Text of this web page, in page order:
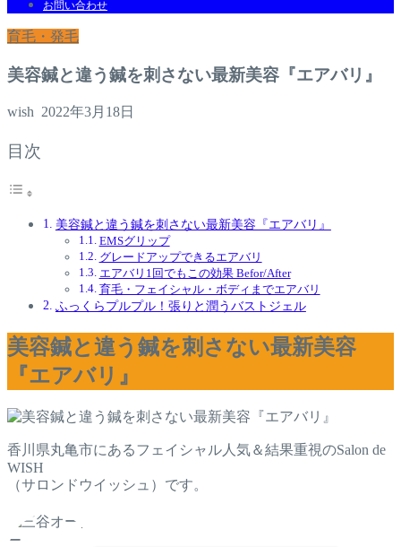
お問い合わせ
育毛・発毛
美容鍼と違う鍼を刺さない最新美容『エアバリ』
wish 2022年3月18日
目次
美容鍼と違う鍼を刺さない最新美容『エアバリ』
EMSグリップ
グレードアップできるエアバリ
エアバリ1回でもこの効果 Befor/After
育毛・フェイシャル・ボディまでエアバリ
ふっくらプルプル！張りと潤うバストジェル
美容鍼と違う鍼を刺さない最新美容
『エアバリ』
香川県丸亀市にあるフェイシャル人気＆結果重視のSalon de
WISH
（サロンドウイッシュ）です。